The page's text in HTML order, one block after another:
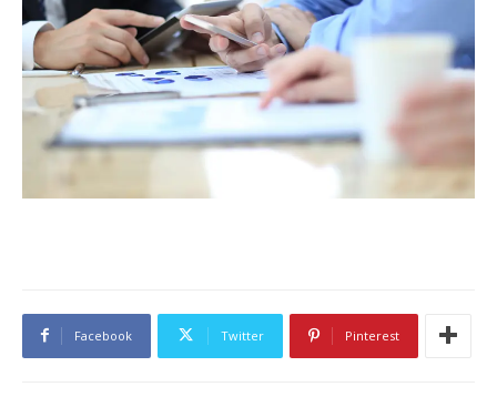
Facebook Twitter Pinterest